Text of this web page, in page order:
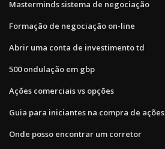
Masterminds sistema de negociação
Formação de negociação on-line
Abrir uma conta de investimento td
500 ondulação em gbp
Ações comerciais vs opções
Guia para iniciantes na compra de ações
Onde posso encontrar um corretor